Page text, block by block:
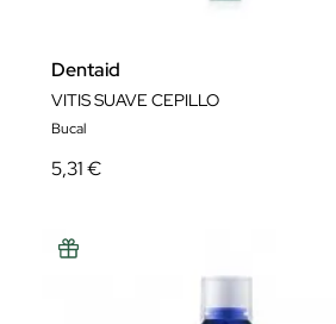
Dentaid
VITIS SUAVE CEPILLO
Bucal
5,31 €